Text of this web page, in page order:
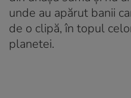
unde au apărut banii
de o clipă, în topul
planetei.